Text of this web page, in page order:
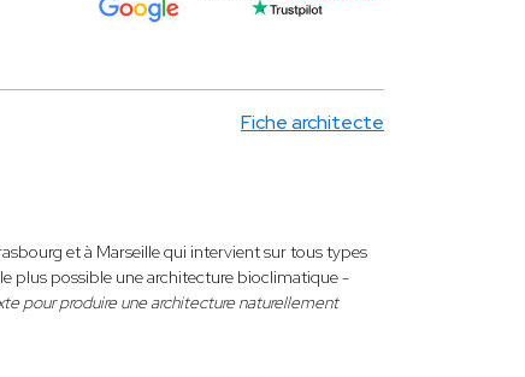
Fiche architecte
et à Marseille qui intervient sur tous types
plus possible une architecture bioclimatique -
pour produire une architecture naturellement